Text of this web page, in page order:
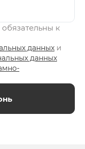
к
данных
данных